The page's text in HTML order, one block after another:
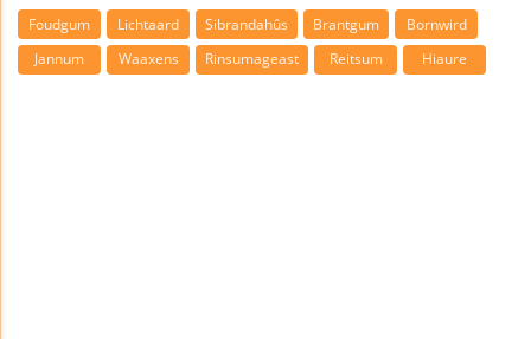
Foudgum Lichtaard Sibrandahûs Brantgum
Bornwird
Jannum
Waaxens Rinsumageast Reitsum Hiaure